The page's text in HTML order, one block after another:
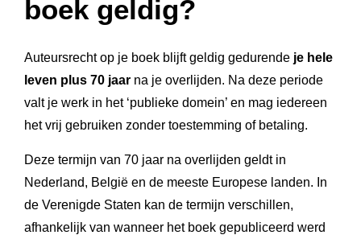
boek geldig?
Auteursrecht op je boek blijft geldig gedurende je hele
leven plus 70 jaar na je overlijden. Na deze periode
valt je werk in het ‘publieke domein’ en mag iedereen
het vrij gebruiken zonder toestemming of betaling.
Deze termijn van 70 jaar na overlijden geldt in
Nederland, België en de meeste Europese landen. In
de Verenigde Staten kan de termijn verschillen,
afhankelijk van wanneer het boek gepubliceerd werd